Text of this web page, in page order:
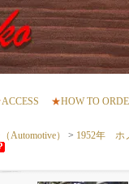
ACCESS ★HOW TO
Automotive） > 1952年 ホ